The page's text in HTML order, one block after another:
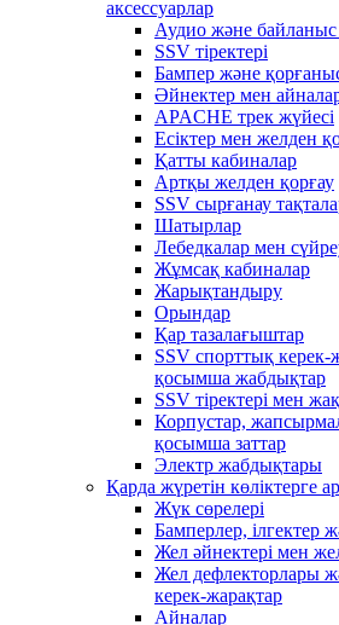
аксессуарлар
Аудио және байланыс
SSV тіректері
Бампер және
Әйнектер мен
APACHE трек жүйесі
Есіктер мен желден
Қатты кабиналар
Артқы желден қорғау
SSV сырғанау
Шатырлар
Лебедкалар мен
Жұмсақ кабиналар
Жарықтандыру
Орындар
Қар тазалағыштар
SSV спорттық
қосымша жабдықтар
SSV тіректері мен
Корпустар,
қосымша заттар
Электр жабдықтары
Қарда жүретін көліктерге
Жүк сөрелері
Бамперлер, ілгектер
Жел әйнектері мен
Жел дефлекторлары
керек-жарақтар
Айналар